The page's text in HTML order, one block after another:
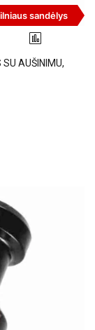
sandėlys
AUŠINIMU,